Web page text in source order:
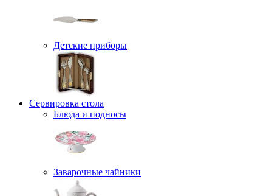
Детские приборы
Сервировка стола
Блюда и подносы
Заварочные чайники